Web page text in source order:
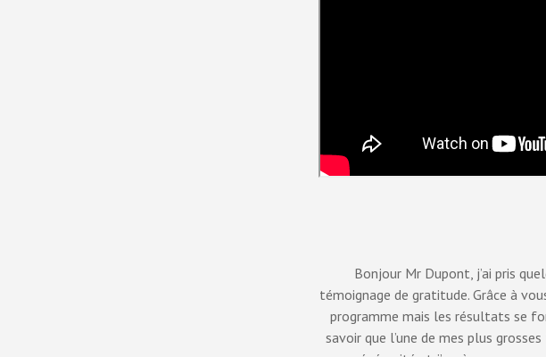
Bonjour Mr Dupont, j’ai pris
témoignage de gratitude. Grâce à
programme mais les résultats se
savoir que l’une de mes plus